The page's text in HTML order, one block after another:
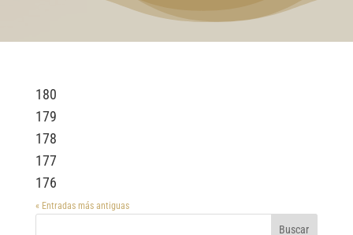
180
179
178
177
176
« Entradas más antiguas